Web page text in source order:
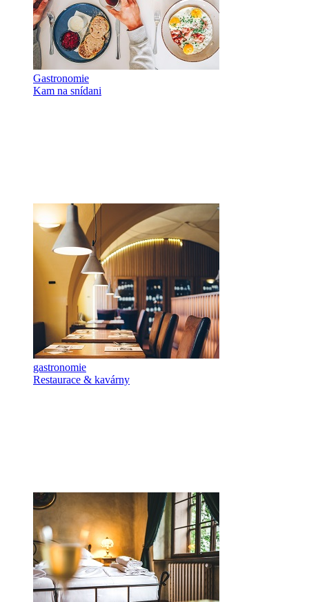
Gastronomie
Kam na snídani
gastronomie
Restaurace & kavárny